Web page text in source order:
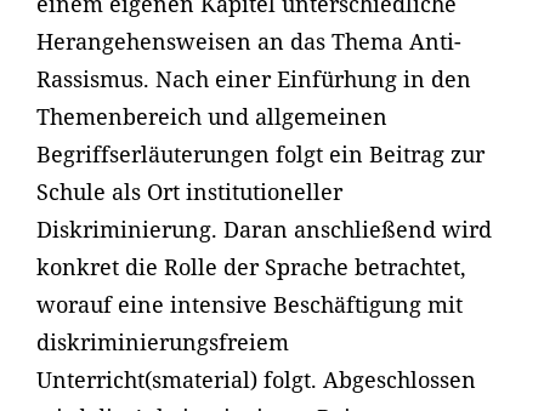
Herangehensweisen an das Thema Anti-
Rassismus. Nach einer Einfürhung in den
Themenbereich und allgemeinen
Begriffserläuterungen folgt ein Beitrag zur
Schule als Ort institutioneller
Diskriminierung. Daran anschließend wird
konkret die Rolle der Sprache betrachtet,
worauf eine intensive Beschäftigung mit
diskriminierungsfreiem
Unterricht(smaterial) folgt. Abgeschlossen